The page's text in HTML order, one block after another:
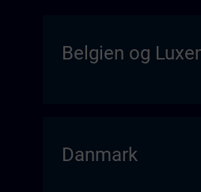
Belgien og
Danmark